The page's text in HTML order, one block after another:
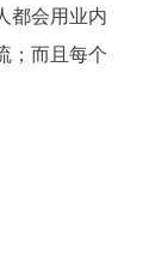
都会用业内
；而且每个